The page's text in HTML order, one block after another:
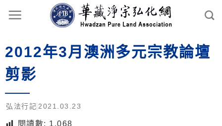
2012年3月澳洲多元宗教論壇
剪影
弘法行記 2021.03.23
閱讀數: 1,068